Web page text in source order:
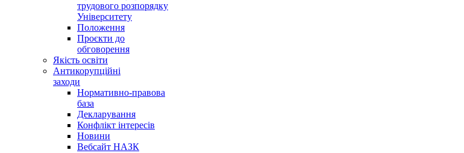
трудового розпорядку
Університету
Положення
Проєкти до
обговорення
Якість освіти
Антикорупційні
заходи
Нормативно-правова
база
Декларування
Конфлікт інтересів
Новини
Вебсайт НАЗК